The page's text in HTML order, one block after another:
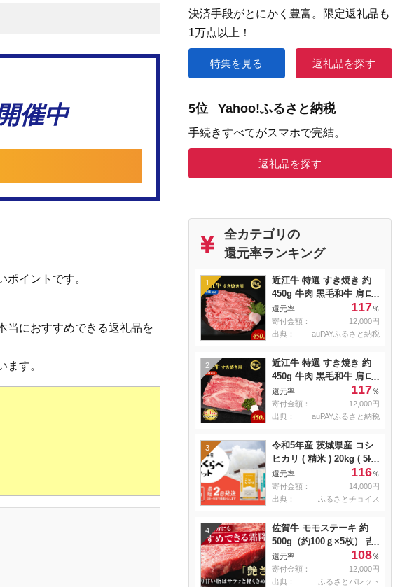
催中
ポイントです。
当におすすめできる返礼品を
す。
決済手段がとにかく豊富。限定返礼品も
1万点以上！
特集を見る 返礼品を探す
5位 Yahoo!ふるさと納税
手続きすべてがスマホで完結。
返礼品を探す
全カテゴリの
還元率ランキング
1
近江牛 特選 すき焼き 約
450g 牛肉 黒毛和牛 肩ロ
ース モモ すきやき すき
焼き肉 すき焼き用 肉 お
肉 牛 和牛 納期 最長3カ月
還元率 117％
寄付金額：
12,000円
出典：
auPAYふるさと納税
2
近江牛 特選 すき焼き 約
450g 牛肉 黒毛和牛 肩ロ
ース モモ すきやき すき
焼き肉 すき焼き用 肉 お
肉 牛 和牛 納期 最長3カ月
還元率 117％
寄付金額：
12,000円
出典：
auPAYふるさと納税
3
令和5年産 茨城県産 コシ
ヒカリ ( 精米 ) 20kg ( 5kg
× 4袋 )
還元率 116％
寄付金額：
14,000円
出典：
ふるさとチョイス
4
佐賀牛 モモステーキ 約
500g（約100ｇ×5枚） 吉
野ヶ里町 [FDB057]
還元率 108％
寄付金額：
12,000円
出典：
ふるさとパレット